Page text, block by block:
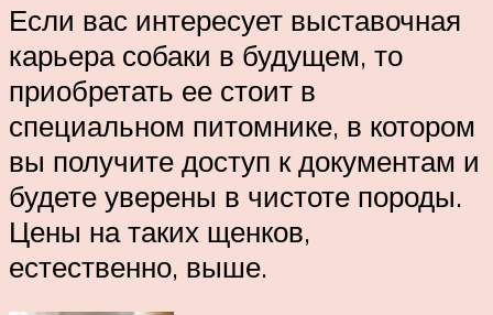
Если вас интересует выставочная
карьера собаки в будущем, то
приобретать ее стоит в
специальном питомнике, в котором
вы получите доступ к документам и
будете уверены в чистоте породы.
Цены на таких щенков,
естественно, выше.